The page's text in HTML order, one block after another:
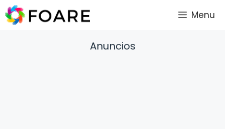
Saltar
al
Menu
Anuncios